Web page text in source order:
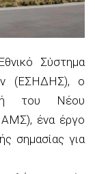
Σύστημα
(ΕΣΗΔΗΣ), ο
του Νέου
ένα έργο
σημασίας για